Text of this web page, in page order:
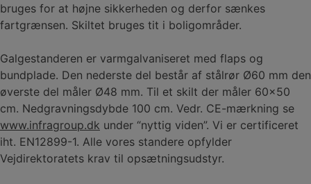
bruges for at højne sikkerheden og derfor sænkes
fartgrænsen. Skiltet bruges tit i boligområder.
Galgestanderen er varmgalvaniseret med flaps og
bundplade. Den nederste del består af stålrør Ø60 mm den
øverste del måler Ø48 mm. Til et skilt der måler 60×50
cm. Nedgravningsdybde 100 cm. Vedr. CE-mærkning se
www.infragroup.dk under “nyttig viden”. Vi er certificeret
iht. EN12899-1. Alle vores standere opfylder
Vejdirektoratets krav til opsætningsudstyr.